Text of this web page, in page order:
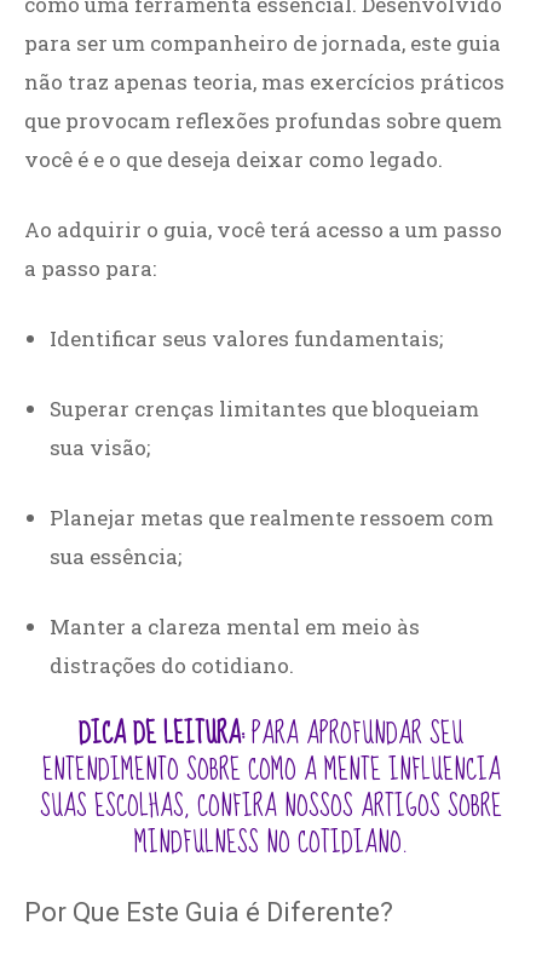
para ser um companheiro de jornada, este guia
não traz apenas teoria, mas exercícios práticos
que provocam reflexões profundas sobre quem
você é e o que deseja deixar como legado.
Ao adquirir o guia, você terá acesso a um passo
a passo para:
Identificar seus valores fundamentais;
Superar crenças limitantes que bloqueiam
sua visão;
Planejar metas que realmente ressoem com
sua essência;
Manter a clareza mental em meio às
distrações do cotidiano.
DICA DE LEITURA:PARA APROFUNDAR SEU
ENTENDIMENTO SOBRE COMO A MENTE INFLUENCIA
SUAS ESCOLHAS, CONFIRA NOSSOS ARTIGOS SOBRE
MINDFULNESS NO COTIDIANO.
Por Que Este Guia é Diferente?